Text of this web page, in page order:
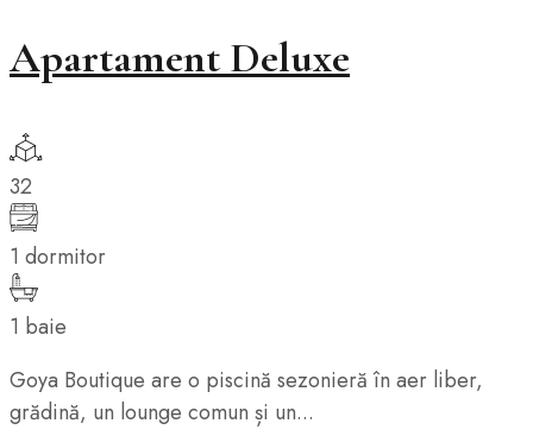
Apartament Deluxe
32
1 dormitor
1 baie
Goya Boutique are o piscină sezonieră în aer liber,
grădină, un lounge comun și un...